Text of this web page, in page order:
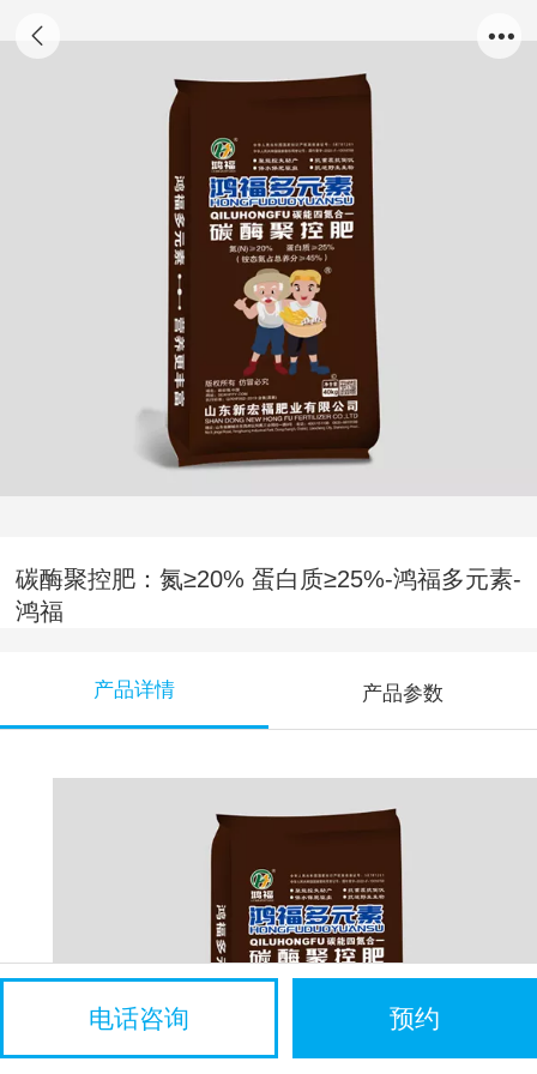
碳酶聚控肥：氮≥20% 蛋白质≥25%-鸿福多元素-
鸿福
产品详情 产品参数
电话咨询 预约